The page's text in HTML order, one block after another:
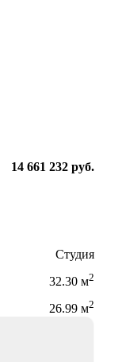
14 661 232 руб.
Студия
32.30 м2
26.99 м2